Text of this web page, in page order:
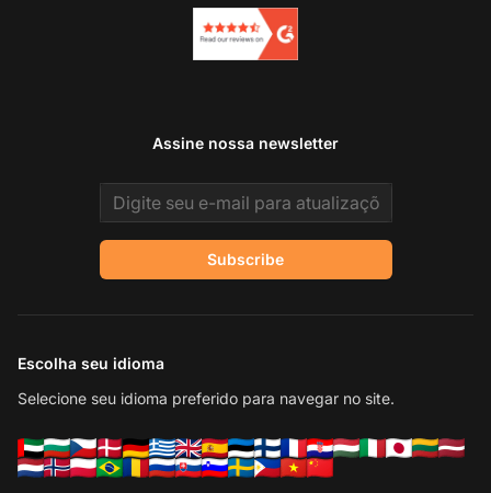
Assine nossa newsletter
Email address
Subscribe
Escolha seu idioma
Selecione seu idioma preferido para navegar no site.